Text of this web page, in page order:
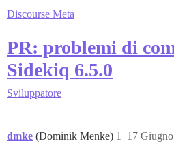
Discourse Meta
PR: problemi di
Sidekiq 6.5.0
Sviluppatore
dmke (Dominik Menke) 17
1